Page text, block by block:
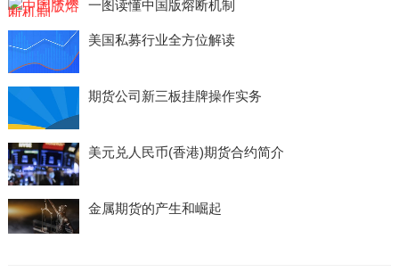
一图读懂中国版熔断机制
美国私募行业全方位解读
期货公司新三板挂牌操作实务
美元兑人民币(香港)期货合约简介
金属期货的产生和崛起